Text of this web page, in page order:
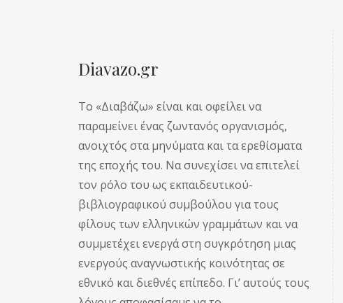
Diavazo.gr
Το «Διαβάζω» είναι και οφείλει να
παραμείνει ένας ζωντανός οργανισμός,
ανοιχτός στα μηνύματα και τα ερεθίσματα
της εποχής του. Να συνεχίσει να επιτελεί
τον ρόλο του ως εκπαιδευτικού-
βιβλιογραφικού συμβούλου για τους
φίλους των ελληνικών γραμμάτων και να
συμμετέχει ενεργά στη συγκρότηση μιας
ενεργούς αναγνωστικής κοινότητας σε
εθνικό και διεθνές επίπεδο. Γι’ αυτούς τους